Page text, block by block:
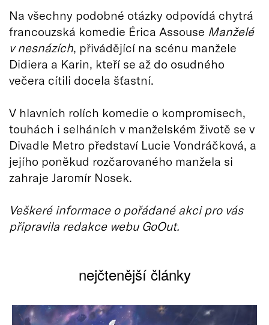
Na všechny podobné otázky odpovídá chytrá
francouzská komedie Érica Assouse Manželé
v nesnázích, přivádějící na scénu manžele
Didiera a Karin, kteří se až do osudného
večera cítili docela šťastní.
V hlavních rolích komedie o kompromisech,
touhách i selháních v manželském životě se v
Divadle Metro představí Lucie Vondráčková, a
jejího poněkud rozčarovaného manžela si
zahraje Jaromír Nosek.
Veškeré informace o pořádané akci pro vás
připravila redakce webu GoOut.
nejčtenější články